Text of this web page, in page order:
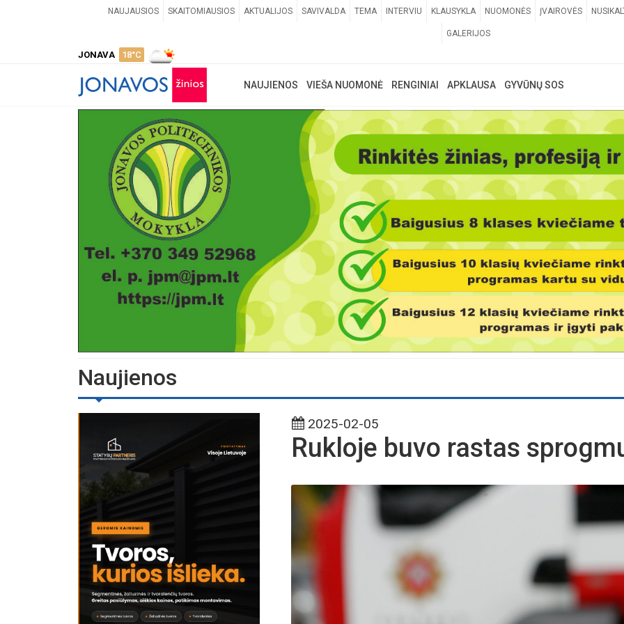
NAUJAUSIOS SKAITOMIAUSIOS AKTUALIJOS SAVIVALDA TEMA INTERVIU KLAUSYKLA NUOMONĖS ĮVAIROVĖS
GALERIJOS
JONAVA 18°C
NAUJIENOS VIEŠA NUOMONĖ RENGINIAI APKLAUSA GYVŪNŲ SOS
Naujienos
2025-02-05
Rukloje buvo rastas